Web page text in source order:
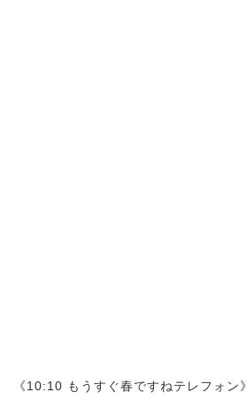
《10:10 もうすぐ春ですねテレフォン》